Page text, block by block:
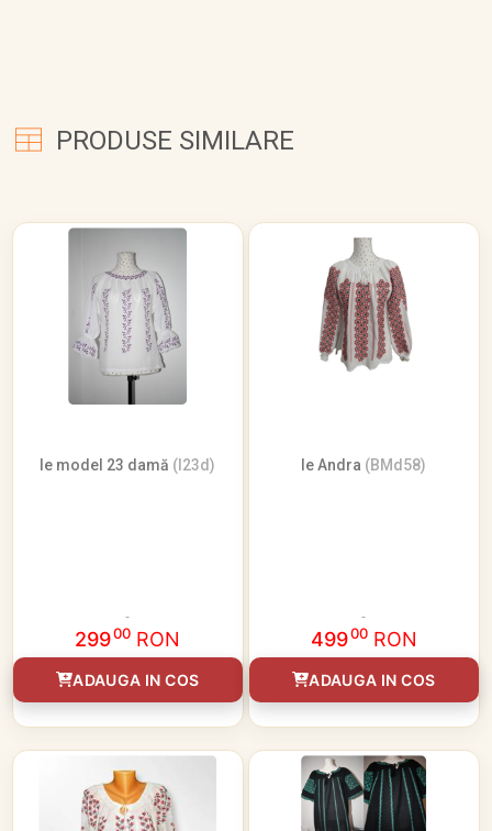
PRODUSE SIMILARE
Ie model 23 damă (I23d)
29900 RON
ADAUGA IN COS
Ie Andra (BMd58)
49900 RON
ADAUGA IN COS